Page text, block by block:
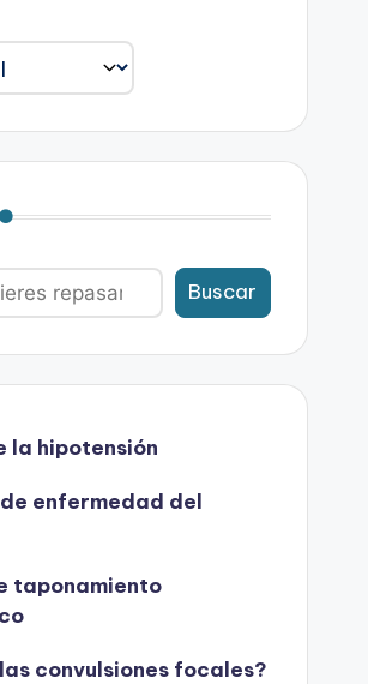
Buscar
la hipotensión
enfermedad del
taponamiento
convulsiones focales?